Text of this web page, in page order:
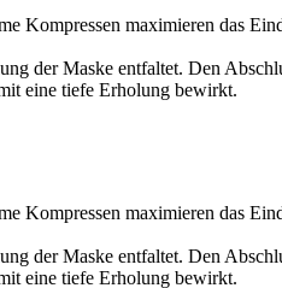
Kompressen maximieren das
der Maske entfaltet. Den
eine tiefe Erholung bewirkt.
Kompressen maximieren das
der Maske entfaltet. Den
eine tiefe Erholung bewirkt.